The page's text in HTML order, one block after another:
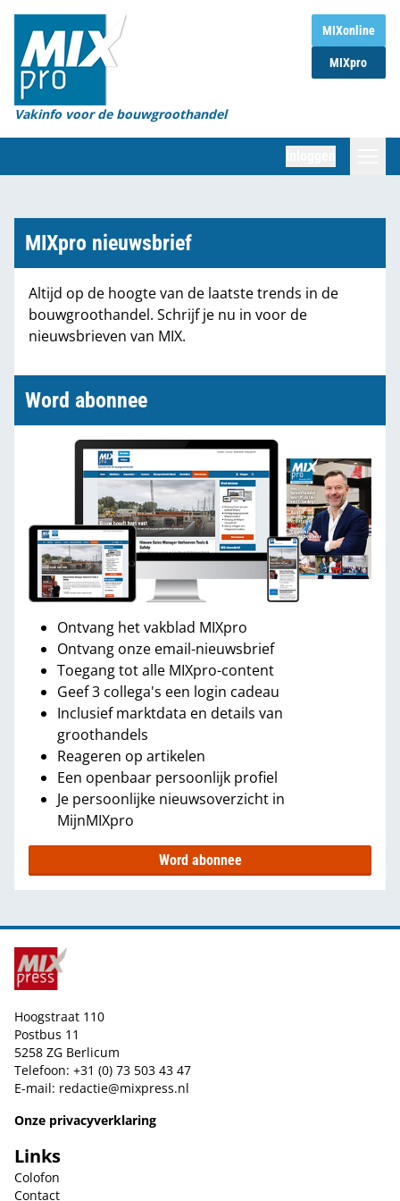
MIXonline
MIXpro
Vakinfo voor de bouwgroothandel
Home
Magazines
Organisaties
Marktcijfers
Partners
MIXpro nieuwsbrief
Altijd op de hoogte van de laatste trends in de
bouwgroothandel. Schrijf je nu in voor de
nieuwsbrieven van MIX.
Word abonnee
Ontvang het vakblad MIXpro
Ontvang onze email-nieuwsbrief
Toegang tot alle MIXpro-content
Geef 3 collega's een login cadeau
Inclusief marktdata en details van
groothandels
Reageren op artikelen
Een openbaar persoonlijk profiel
Je persoonlijke nieuwsoverzicht in
MijnMIXpro
Word abonnee
Hoogstraat 110
Postbus 11
5258 ZG Berlicum
Telefoon: +31 (0) 73 503 43 47
E-mail: redactie@mixpress.nl
Onze privacyverklaring
Links
Colofon
Contact